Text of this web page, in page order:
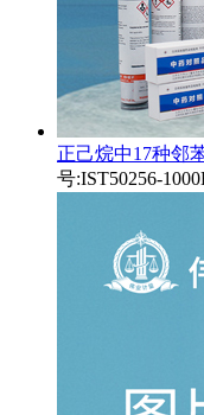
正己烷中17种邻
号:IST50256-